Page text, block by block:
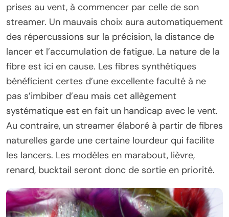
prises au vent, à commencer par celle de son
streamer. Un mauvais choix aura automatiquement
des répercussions sur la précision, la distance de
lancer et l’accumulation de fatigue. La nature de la
fibre est ici en cause. Les fibres synthétiques
bénéficient certes d’une excellente faculté à ne
pas s’imbiber d’eau mais cet allègement
systématique est en fait un handicap avec le vent.
Au contraire, un streamer élaboré à partir de fibres
naturelles garde une certaine lourdeur qui facilite
les lancers. Les modèles en marabout, lièvre,
renard, bucktail seront donc de sortie en priorité.